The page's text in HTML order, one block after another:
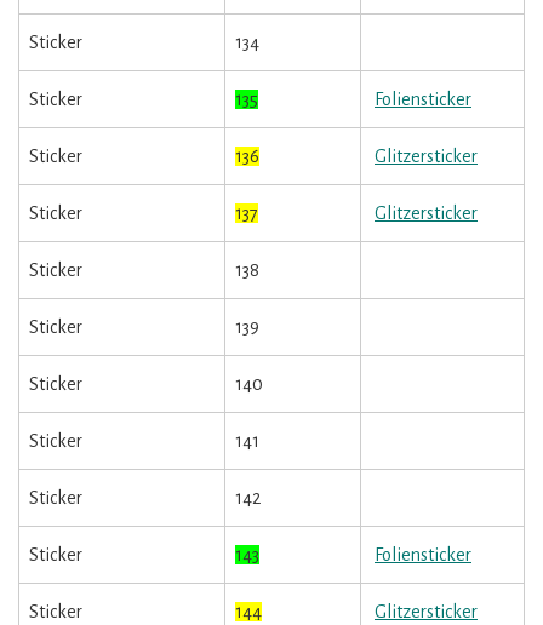
Sticker 134
Sticker 135 Foliensticker
Sticker 136 Glitzersticker
Sticker 137 Glitzersticker
Sticker 138
Sticker 139
Sticker 140
Sticker 141
Sticker 142
Sticker 143 Foliensticker
Sticker 144 Glitzersticker